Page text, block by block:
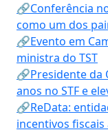
🔗Conferência
como um dos
🔗Evento em
ministra do TST
🔗Presidente da
anos no STF e
🔗ReData:
incentivos